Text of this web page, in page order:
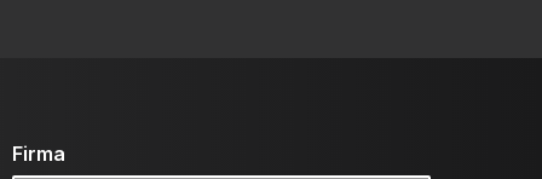
Firma